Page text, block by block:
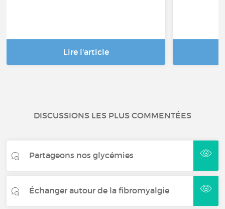
Lire l'article
DISCUSSIONS LES PLUS COMMENTÉES
Partageons nos glycémies
Échanger autour de la fibromyalgie